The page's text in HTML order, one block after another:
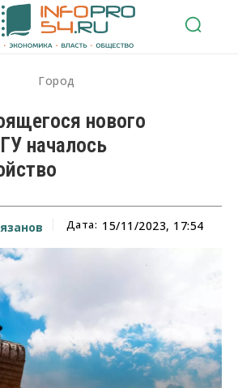
Город
нового
началось
Дата: 15/11/2023, 17:54